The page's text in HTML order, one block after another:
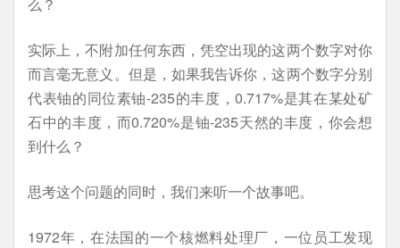
实际上，不附加任何东西，凭空出现的这两个数字对你
而言毫无意义。但是，如果我告诉你，这两个数字分别
代表铀的同位素铀-235的丰度，0.717%是其在某处矿
石中的丰度，而0.720%是铀-235天然的丰度，你会想
到什么？
思考这个问题的同时，我们来听一个故事吧。
1972年，在法国的一个核燃料处理厂，一位员工发现